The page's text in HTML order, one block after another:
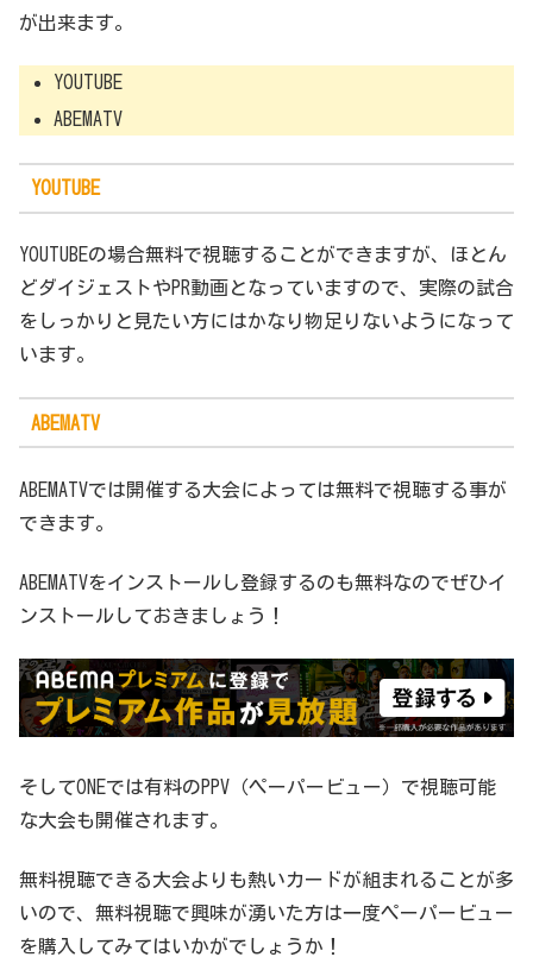
が出来ます。
YOUTUBE
ABEMATV
YOUTUBE
YOUTUBEの場合無料で視聴することができますが、ほとん
どダイジェストやPR動画となっていますので、実際の試合
をしっかりと見たい方にはかなり物足りないようになって
います。
ABEMATV
ABEMATVでは開催する大会によっては無料で視聴する事が
できます。
ABEMATVをインストールし登録するのも無料なのでぜひイ
ンストールしておきましょう！
そしてONEでは有料のPPV（ペーパービュー）で視聴可能
な大会も開催されます。
無料視聴できる大会よりも熱いカードが組まれることが多
いので、無料視聴で興味が湧いた方は一度ペーパービュー
を購入してみてはいかがでしょうか！